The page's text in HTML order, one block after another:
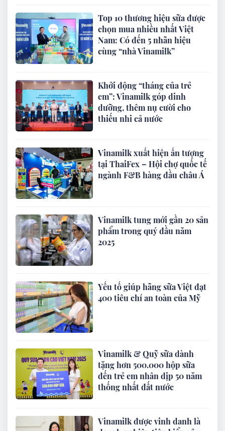
Top 10 thương hiệu sữa được
chọn mua nhiều nhất Việt
Nam: Có đến 5 nhãn hiệu
cùng “nhà Vinamilk”
Khởi động “tháng của trẻ
em”: Vinamilk góp dinh
dưỡng, thêm nụ cười cho
thiếu nhi cả nước
Vinamilk xuất hiện ấn tượng
tại ThaiFex – Hội chợ quốc tế
ngành F&B hàng đầu châu Á
Vinamilk tung mới gần 20 sản
phẩm trong quý đầu năm
2025
Yếu tố giúp hãng sữa Việt đạt
400 tiêu chí an toàn của Mỹ
Vinamilk & Quỹ sữa dành
tặng hơn 500.000 hộp sữa
đến trẻ em nhân dịp 50 năm
thống nhất đất nước
Vinamilk được vinh danh là